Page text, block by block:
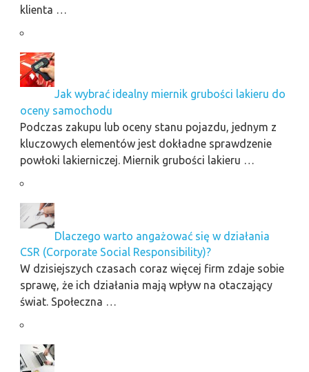
klienta …
Jak wybrać idealny miernik grubości lakieru do
oceny samochodu
Podczas zakupu lub oceny stanu pojazdu, jednym z
kluczowych elementów jest dokładne sprawdzenie
powłoki lakierniczej. Miernik grubości lakieru …
Dlaczego warto angażować się w działania
CSR (Corporate Social Responsibility)?
W dzisiejszych czasach coraz więcej firm zdaje sobie
sprawę, że ich działania mają wpływ na otaczający
świat. Społeczna …